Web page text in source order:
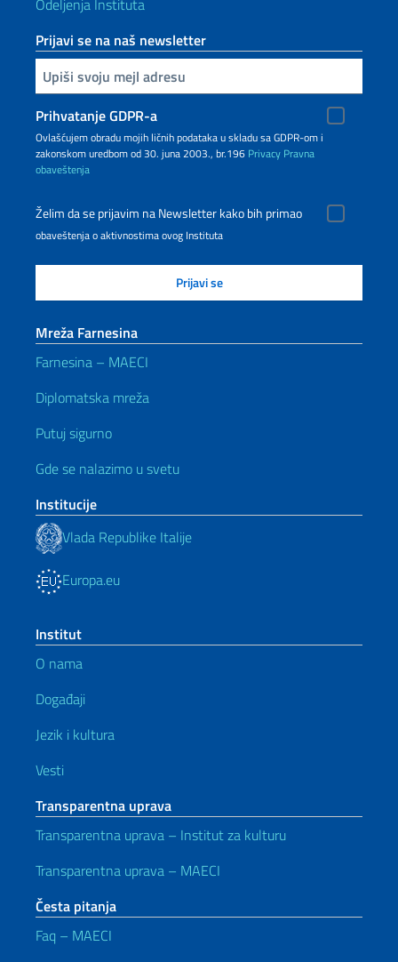
Odeljenja Instituta
Prijavi se na naš newsletter
Upiši vaš imejl
Prihvatanje GDPR-a
Ovlašćujem obradu mojih ličnih podataka u skladu sa GDPR-om i
zakonskom uredbom od 30. juna 2003., br.196 Privacy Pravna
obaveštenja
Želim da se prijavim na Newsletter kako bih primao
obaveštenja o aktivnostima ovog Instituta
Mreža Farnesina
Farnesina – MAECI
Diplomatska mreža
Putuj sigurno
Gde se nalazimo u svetu
Institucije
Vlada Republike Italije
Europa.eu
Institut
O nama
Događaji
Jezik i kultura
Vesti
Transparentna uprava
Transparentna uprava – Institut za kulturu
Transparentna uprava – MAECI
Česta pitanja
Faq – MAECI